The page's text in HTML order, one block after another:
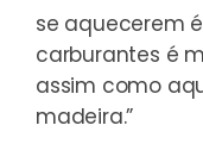
se aquecerem
carburantes é
assim como
madeira.”